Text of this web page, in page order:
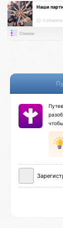
Наши
3 объекта
Список